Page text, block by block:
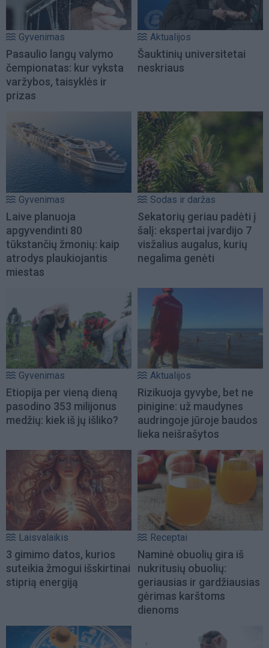
Gyvenimas
Pasaulio langų valymo
čempionatas: kur vyksta
varžybos, taisyklės ir
prizas
Aktualijos
Šauktinių universitetai
neskriaus
Gyvenimas
Laive planuoja
apgyvendinti 80
tūkstančių žmonių: kaip
atrodys plaukiojantis
miestas
Sodas ir daržas
Sekatorių geriau padėti į
šalį: ekspertai įvardijo 7
visžalius augalus, kurių
negalima genėti
Gyvenimas
Etiopija per vieną dieną
pasodino 353 milijonus
medžių: kiek iš jų išliko?
Aktualijos
Rizikuoja gyvybe, bet ne
pinigine: už maudynes
audringoje jūroje baudos
lieka neišrašytos
Laisvalaikis
3 gimimo datos, kurios
suteikia žmogui išskirtinai
stiprią energiją
Receptai
Naminė obuolių gira iš
nukritusių obuolių:
geriausias ir gardžiausias
gėrimas karštoms
dienoms